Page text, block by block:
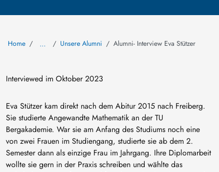
Home … Unsere Alumni Alumni- Interview Eva Stützer
Interviewed im Oktober 2023
Eva Stützer kam direkt nach dem Abitur 2015 nach Freiberg.
Sie studierte Angewandte Mathematik an der TU
Bergakademie. War sie am Anfang des Studiums noch eine
von zwei Frauen im Studiengang, studierte sie ab dem 2.
Semester dann als einzige Frau im Jahrgang. Ihre Diplomarbeit
wollte sie gern in der Praxis schreiben und wählte das